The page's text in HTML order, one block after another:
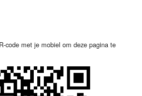
code met je mobiel om deze pagina te